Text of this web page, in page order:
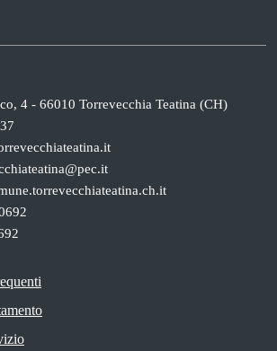
4 - 66010 Torrevecchia Teatina (CH)